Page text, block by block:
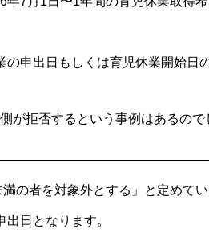
申出日もしくは育児休業開始日
が拒否するという事例はあるので
の者を対象外とする」と定めてい
日となります。